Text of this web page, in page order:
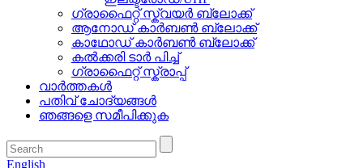
ഗ്രാഫൈറ്റ് സ്ക്വയർ ബ്ലോക്ക്
ആനോഡ് കാർബൺ ബ്ലോക്ക്
കാഥോഡ് കാർബൺ ബ്ലോക്ക്
കൽക്കരി ടാർ പിച്ച്
ഗ്രാഫൈറ്റ് സ്ക്രാപ്പ്
വാർത്തകൾ
പതിവ് ചോദ്യങ്ങൾ
ഞങ്ങളെ സമീപിക്കുക
English